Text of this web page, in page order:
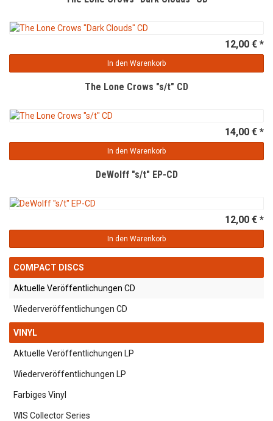
12,00 € *
In den Warenkorb
The Lone Crows "s/t" CD
14,00 € *
In den Warenkorb
DeWolff "s/t" EP-CD
12,00 € *
In den Warenkorb
COMPACT DISCS
Aktuelle Veröffentlichungen CD
Wiederveröffentlichungen CD
VINYL
Aktuelle Veröffentlichungen LP
Wiederveröffentlichungen LP
Farbiges Vinyl
WIS Collector Series